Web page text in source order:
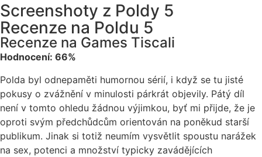
Screenshoty z Poldy 5
Recenze na Poldu 5
Recenze na Games Tiscali
Hodnocení: 66%
Polda byl odnepaměti humornou sérií, i když se tu jisté
pokusy o zvážnění v minulosti párkrát objevily. Pátý díl
není v tomto ohledu žádnou výjimkou, byť mi přijde, že je
oproti svým předchůdcům orientován na poněkud starší
publikum. Jinak si totiž neumím vysvětlit spoustu narážek
na sex, potenci a množství typicky zavádějících